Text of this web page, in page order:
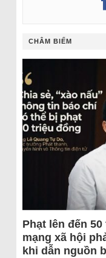
CHÂM BIẾM
Phạt lên đến
mạng xã hội
khi dẫn nguồn